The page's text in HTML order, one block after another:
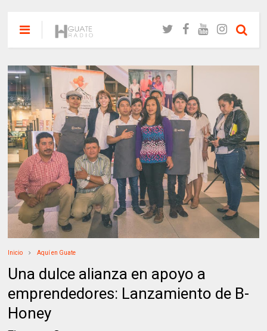
Inicio Aquí en Guate
Una dulce alianza en apoyo a
emprendedores: Lanzamiento de B-
Honey